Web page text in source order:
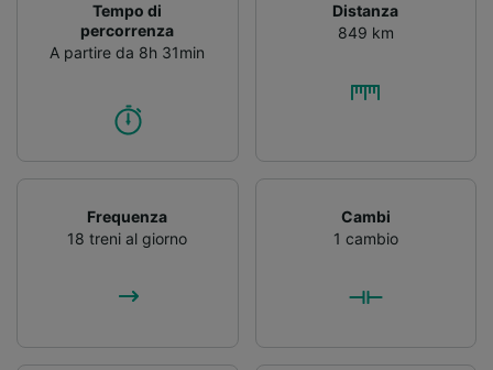
Tempo di
percorrenza
A partire da 8h 31min
Distanza
849 km
Frequenza
18 treni al giorno
Cambi
1 cambio